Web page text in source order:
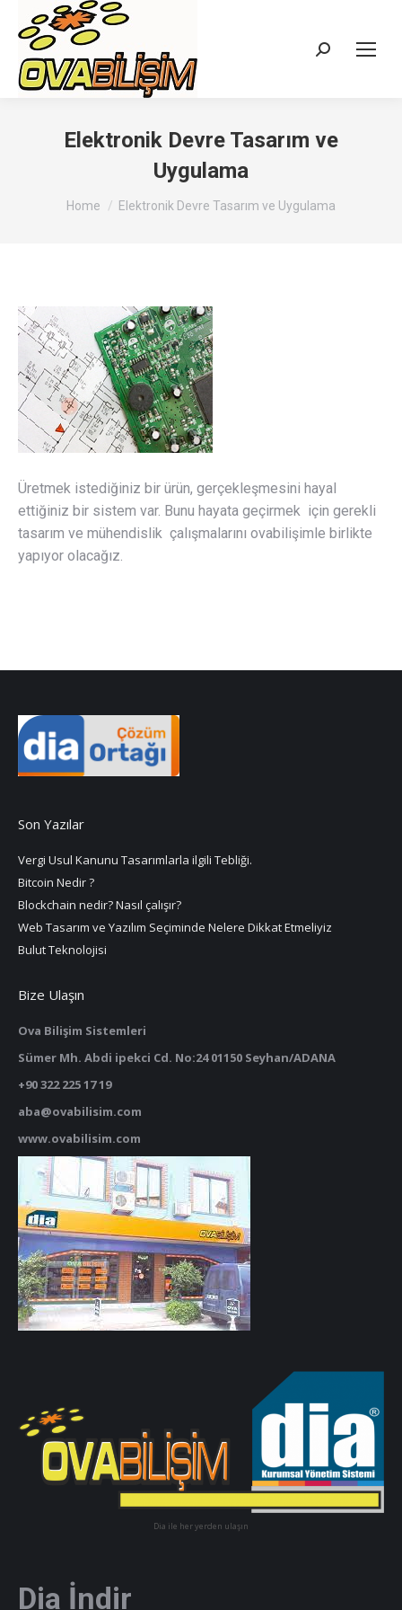
Search:
Elektronik Devre Tasarım ve
Uygulama
You are here:
Home Elektronik Devre Tasarım ve Uygulama
Üretmek istediğiniz bir ürün, gerçekleşmesini hayal
ettiğiniz bir sistem var. Bunu hayata geçirmek için gerekli
tasarım ve mühendislik çalışmalarını ovabilişimle birlikte
yapıyor olacağız.
Son Yazılar
Vergi Usul Kanunu Tasarımlarla ilgili Tebliği.
Bitcoin Nedir ?
Blockchain nedir? Nasıl çalışır?
Web Tasarım ve Yazılım Seçiminde Nelere Dikkat Etmeliyiz
Bulut Teknolojisi
Bize Ulaşın
Ova Bilişim Sistemleri
Sümer Mh. Abdi ipekci Cd. No:24 01150 Seyhan/ADANA
+90 322 225 17 19
aba@ovabilisim.com
www.ovabilisim.com
Dia ile her yerden ulaşın
Dia İndir